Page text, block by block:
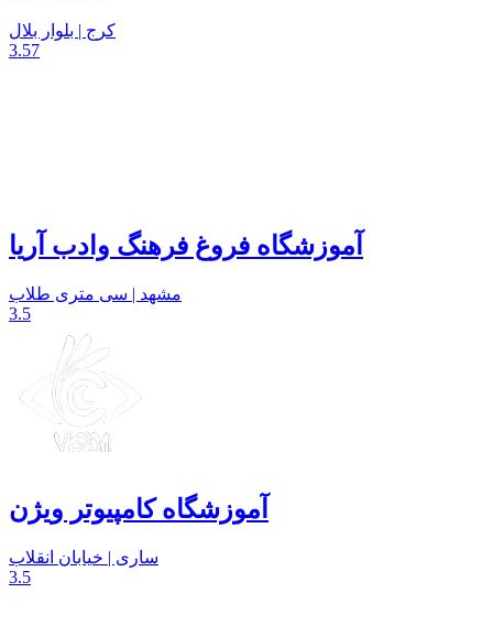
کرج | بلوار بلال
3.57
آموزشگاه فروغ فرهنگ وادب آریا
مشهد | سی متری طلاب
3.5
آموزشگاه کامپیوتر ویژن
ساری | خیابان انقلاب
3.5